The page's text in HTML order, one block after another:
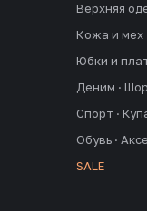
Верхняя
Кожа и мех
Юбки и
Деним ·
Спорт ·
Обувь ·
SALE